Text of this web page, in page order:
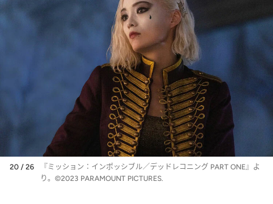
20 / 26
『ミッション：インポッシブル／デッドレコニング PART ONE』よ
り。©2023 PARAMOUNT PICTURES.